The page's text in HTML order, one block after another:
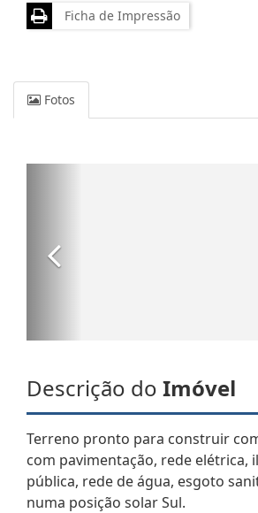
Ficha de Impressão
Fotos
Descrição do Imóvel
Terreno pronto para construir
com pavimentação, rede elétrica,
pública, rede de água, esgoto
numa posição solar Sul.